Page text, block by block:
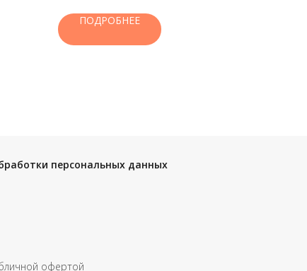
ПОДРОБНЕЕ
персональных данных
офертой